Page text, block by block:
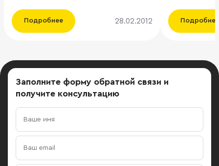
настоящее время. Строительство
складского комплекса
запланированная площадь
рассчитана на двух арендаторов.
Несомненным преимуществом
проекта является его удачное
расположение на пересечение двух
важнейших автомагистралей
Екатеринбурга: Кольцовского
тракта и Екатеринбургской
Подробнее 28.02.2012
«Мегафон»
кв. м. Ключевые требования,
набережной
Подробнее
Заполните форму обратной связи и
получите консультацию